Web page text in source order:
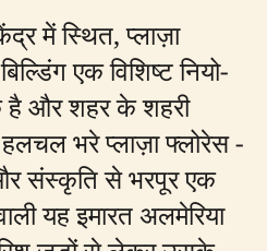
में स्थित, प्लाज़ा
एक विशिष्ट नियो-
है और शहर के शहरी
भरे प्लाज़ा फ्लोरेस -
और संस्कृति से भरपूर एक
यह इमारत अलमेरिया